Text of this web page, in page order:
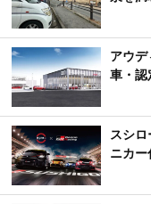
アウ
車・認
スシ
ニカー